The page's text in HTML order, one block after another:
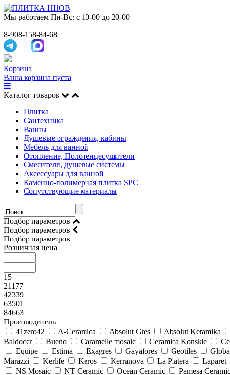
Мы работаем Пн-Вс: с 10-00 до 20-00
8-908-158-84-68
Корзина
Ваша корзина пуста
Каталог товаров
Плитка
Сантехника
Ванны
Душевые ограждения, кабины
Мебель для ванной
Отопление, Полотенцесушители
Смесители, душевые системы
Аксессуары для ванной
Каменно-полимерная плитка SPC
Сопутствующие материалы
Подбор параметров
Подбор параметров
Подбор параметров
Розничная цена
15
21177
42339
63501
84663
Производитель
41zero42
A-Ceramica Absolut Gres Absolut Keramika
Baldocer
Buono Caramelle mosaic Ceramica Konskie
Equipe
Estima Exagres Gayafores Geotiles
Marazzi
Kerlife Keros Kerranova La Platera Laparet
NS Mosaic
NT Ceramic Ocean Ceramic Pamesa